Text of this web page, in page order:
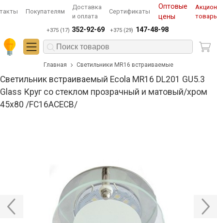
Покупателям
Доставка
и оплата
Сертификаты
Оптовые
цены
+375 (17) 352-92-69 +375 (29) 147-48-98
Главная Светильники MR16 встраиваемые
Светильник встраиваемый Ecola MR16 DL201 GU5.3
Glass Круг со стеклом прозрачный и матовый/хром
45x80 /FC16ACECB/